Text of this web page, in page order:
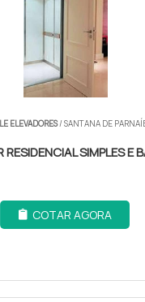
ELEVADORES/ SANTANA DE
RESIDENCIAL SIMPLES E
COTAR AGORA